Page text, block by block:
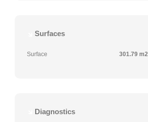
Surfaces
Surface 301.79 m2
Diagnostics